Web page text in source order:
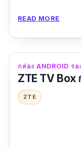
ปัญหา
ติดตั้งทำได้ง่าย
READ MORE
กล่อง ANDROID ร
ZTE TV
ZTE